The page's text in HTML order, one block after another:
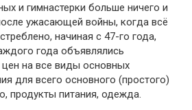
и гимнастерки больше ничего и
ужасающей войны, когда всё
начиная с 47-го года,
года объявлялись
на все виды основных
для всего основного (простого)
продукты питания, одежда.